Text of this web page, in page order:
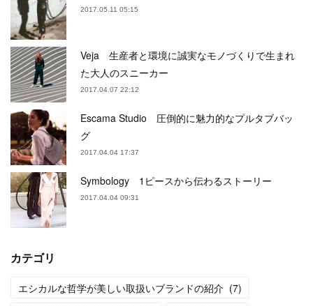
2017.05.11 05:15
Veja 生産者と環境に誠実なモノづくりで生まれ
た大人のスニーカー
2017.04.07 22:12
Escama Studio 圧倒的に魅力的なプルタブバッ
グ
2017.04.04 17:37
Symbology 1ピースから伝わるストーリー
2017.04.04 09:31
カテゴリ
エシカルな哲学が美しい取扱いブランドの紹介 (7)